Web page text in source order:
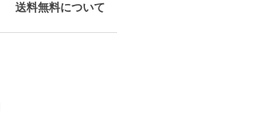
送料無料について